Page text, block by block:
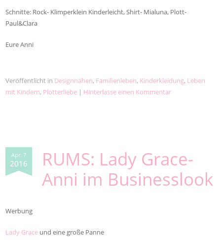
Schnitte: Rock- Klimperklein Kinderleicht, Shirt- Mialuna, Plott-
Paul&Clara
Eure Anni
Veröffentlicht in Designnähen, Familienleben, Kinderkleidung, Leben
mit Kindern, Plotterliebe | Hinterlasse einen Kommentar
Apr. 7
2016
RUMS: Lady Grace-
Anni im Businesslook
Werbung
Lady Grace und eine große Panne